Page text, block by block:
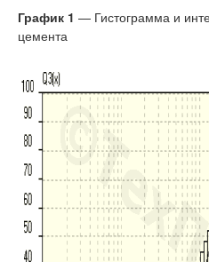
График 1 — Гистограмма и
цемента